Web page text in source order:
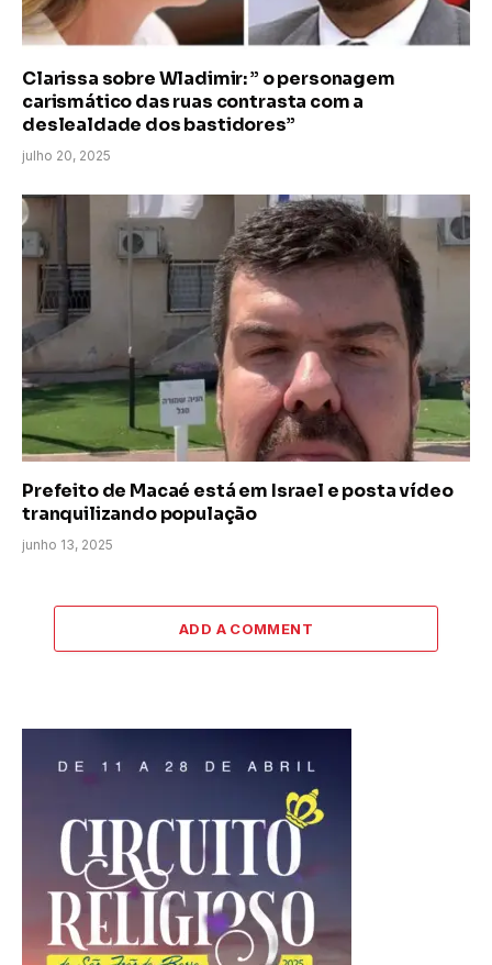
Clarissa sobre Wladimir: ” o personagem
carismático das ruas contrasta com a
deslealdade dos bastidores”
julho 20, 2025
Prefeito de Macaé está em Israel e posta vídeo
tranquilizando população
junho 13, 2025
ADD A COMMENT